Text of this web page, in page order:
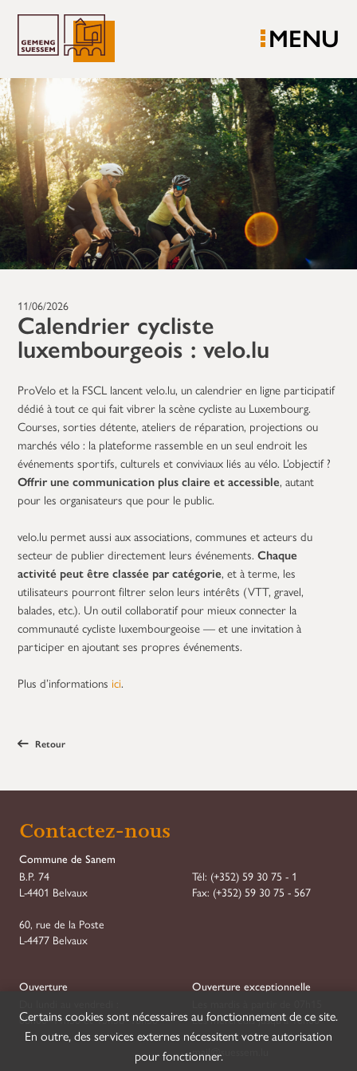
MENU
11/06/2026
Calendrier cycliste
luxembourgeois : velo.lu
ProVelo et la FSCL lancent velo.lu, un calendrier en ligne participatif
dédié à tout ce qui fait vibrer la scène cycliste au Luxembourg.
Courses, sorties détente, ateliers de réparation, projections ou
marchés vélo : la plateforme rassemble en un seul endroit les
événements sportifs, culturels et conviviaux liés au vélo. L’objectif ?
Offrir une communication plus claire et accessible, autant
pour les organisateurs que pour le public.
velo.lu permet aussi aux associations, communes et acteurs du
secteur de publier directement leurs événements.Chaque
activité peut être classée par catégorie, et à terme, les
utilisateurs pourront filtrer selon leurs intérêts (VTT, gravel,
balades, etc.). Un outil collaboratif pour mieux connecter la
communauté cycliste luxembourgeoise — et une invitation à
participer en ajoutant ses propres événements.
Plus d’informations ici.
Retour
Contactez-nous
Commune de Sanem
B.P. 74
L-4401 Belvaux
60, rue de la Poste
L-4477 Belvaux
Tél: (+352) 59 30 75 - 1
Fax: (+352) 59 30 75 - 567
Ouverture
08h00–11h30 et 13h30–16h30
Ouverture exceptionnelle
Les mercredis jusqu'à 18h00
mail@suessem.lu
Certains cookies sont nécessaires au fonctionnement de ce site.
En outre, des services externes nécessitent votre autorisation
pour fonctionner.